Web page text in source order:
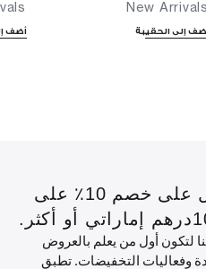
New Arrivals
إلى الحقيبة أضف
لفترة محدودة: احصل على خصم 10٪ على
لتكون أول من يعلم بالعروض
وفعاليات التخفيضات. تطبق